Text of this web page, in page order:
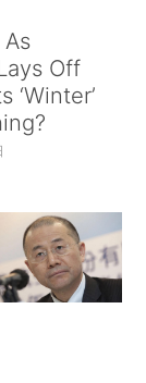
Off
‘Winter’